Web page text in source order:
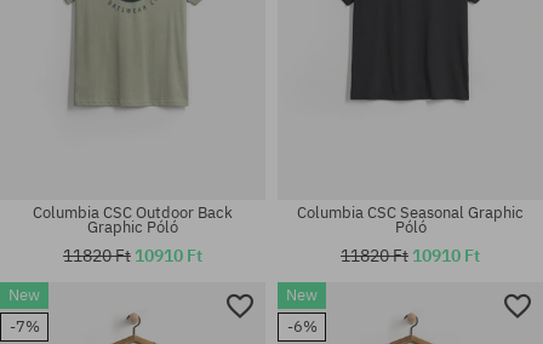
Elérhető méretek:
M; L; XL
Elérhető méretek:
M; L; XL
Columbia CSC Outdoor Back
Graphic Póló
11820 Ft 10910 Ft
Columbia CSC Seasonal Graphic
Póló
11820 Ft 10910 Ft
New
-7%
New
-6%